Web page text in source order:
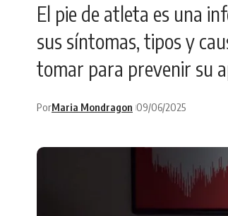
El pie de atleta es una
sus síntomas, tipos y
tomar para prevenir su
PorMaria Mondragon 09/06/2025